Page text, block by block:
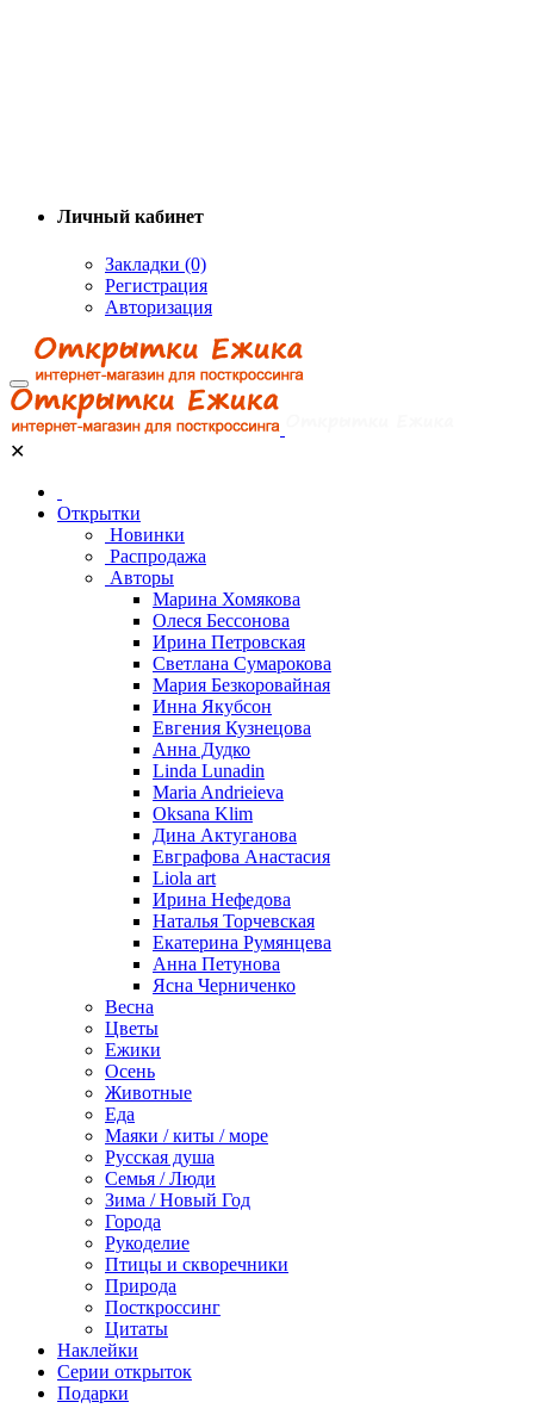
Личный кабинет
Закладки (0)
Регистрация
Авторизация
✕
Открытки
Новинки
Распродажа
Авторы
Марина Хомякова
Олеся Бессонова
Ирина Петровская
Светлана Сумарокова
Мария Безкоровайная
Инна Якубсон
Евгения Кузнецова
Анна Дудко
Linda Lunadin
Maria Andrieieva
Oksana Klim
Дина Актуганова
Евграфова Анастасия
Liola art
Ирина Нефедова
Наталья Торчевская
Екатерина Румянцева
Анна Петунова
Ясна Черниченко
Весна
Цветы
Ежики
Осень
Животные
Еда
Маяки / киты / море
Русская душа
Семья / Люди
Зима / Новый Год
Города
Рукоделие
Птицы и скворечники
Природа
Посткроссинг
Цитаты
Наклейки
Серии открыток
Подарки